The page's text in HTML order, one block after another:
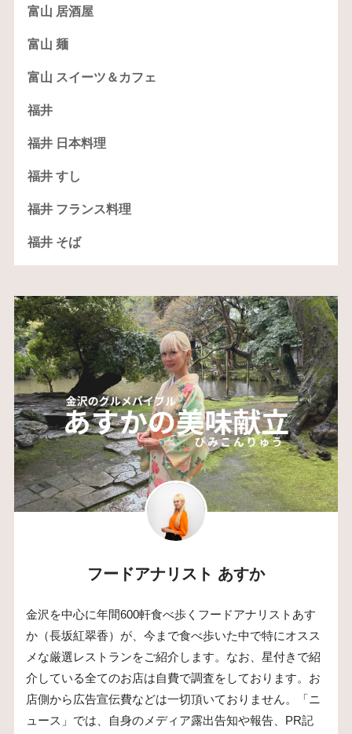
富山 居酒屋
富山 麺
富山 スイーツ＆カフェ
福井
福井 日本料理
福井 すし
福井 フランス料理
福井 そば
フードアナリスト あすか
金沢を中心に年間600軒食べ歩くフードアナリストあす
か（長坂紅翠香）が、今まで食べ歩いた中で特にオスス
メな厳選レストランをご紹介します。なお、星付きで紹
介している全てのお店は自費で調査をしております。お
店側から広告宣伝費などは一切頂いておりません。「ニ
ュース」では、自身のメディア露出告知や報告、PR記